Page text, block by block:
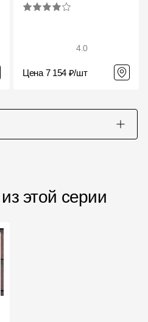
4.0
Цена 7 154 ₽/шт
этой серии